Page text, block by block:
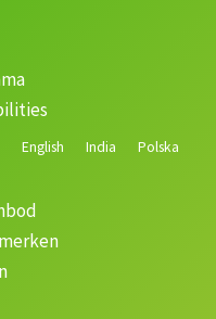
English India
Polska